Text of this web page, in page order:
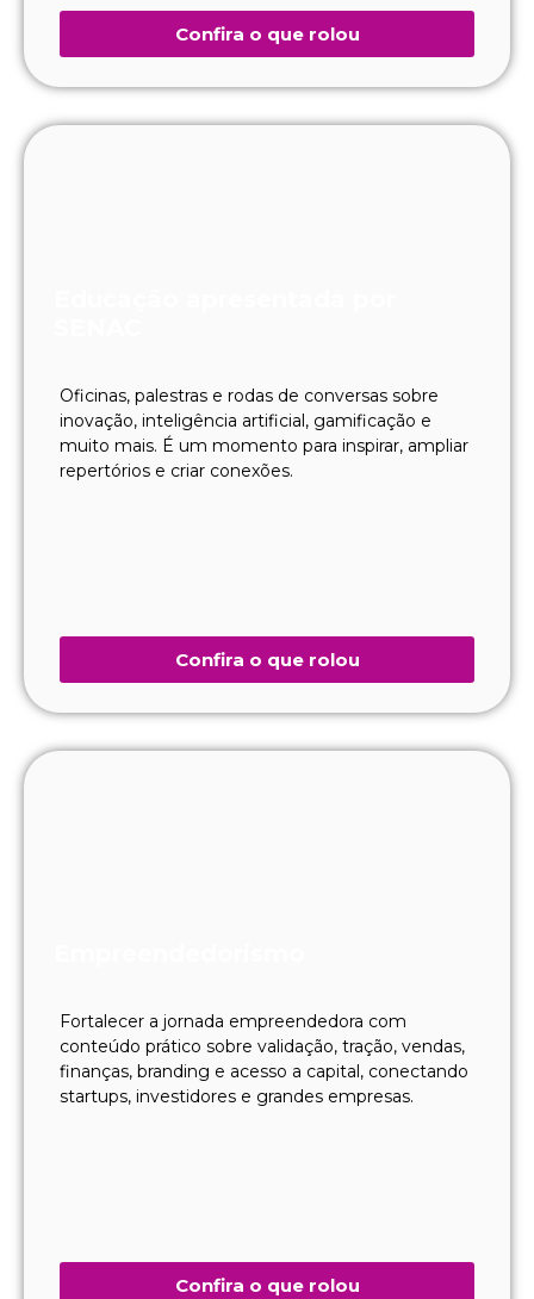
Confira o que rolou
Oficinas, palestras e rodas de conversas sobre
inovação, inteligência artificial, gamificação e
muito mais. É um momento para inspirar, ampliar
repertórios e criar conexões.
Confira o que rolou
Fortalecer a jornada empreendedora com
conteúdo prático sobre validação, tração, vendas,
finanças, branding e acesso a capital, conectando
startups, investidores e grandes empresas.
Confira o que rolou